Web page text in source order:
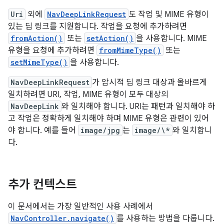
Uri 외에 NavDeepLinkRequest 도 작업 및 MIME 유형이
있는 딥 링크를 지원합니다. 작업을 요청에 추가하려면
fromAction() 또는 setAction() 을 사용합니다. MIME
유형을 요청에 추가하려면
fromMimeType() 또는
setMimeType() 을 사용합니다.
NavDeepLinkRequest 가 암시적 딥 링크 대상과 올바르게
일치하려면 URI, 작업, MIME 유형이 모두 대상의
NavDeepLink 와 일치해야 합니다. URI는 패턴과 일치해야 하
고 작업은 정확하게 일치해야 하며 MIME 유형은 관련이 있어
야 합니다. 예를 들어
image/jpg 는 image/\* 와 일치합니
다.
추가 컨텍스트
이 문서에서는 가장 일반적인 사용 사례에서
NavController.navigate() 를 사용하는 방법을 다룹니다.